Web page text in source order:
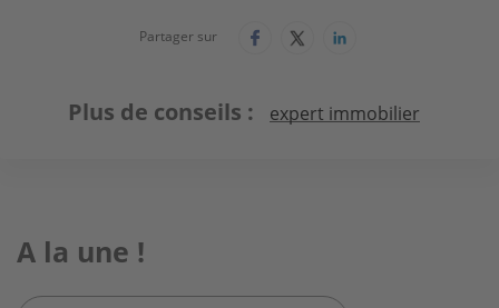
Partager sur
Plus de conseils expert immobilier
A la une !